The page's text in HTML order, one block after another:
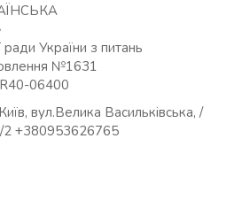
України з питань
№1631
R40-06400
вул.Велика Васильківська, /
2 +380953626765